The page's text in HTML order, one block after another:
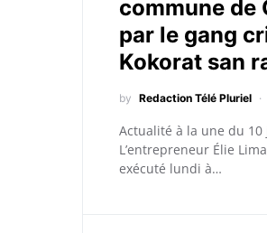
commune de
par le gang
Kokorat san
by Redaction Télé Pluriel
Actualité à la une du 10
L’entrepreneur Élie
exécuté lundi à…